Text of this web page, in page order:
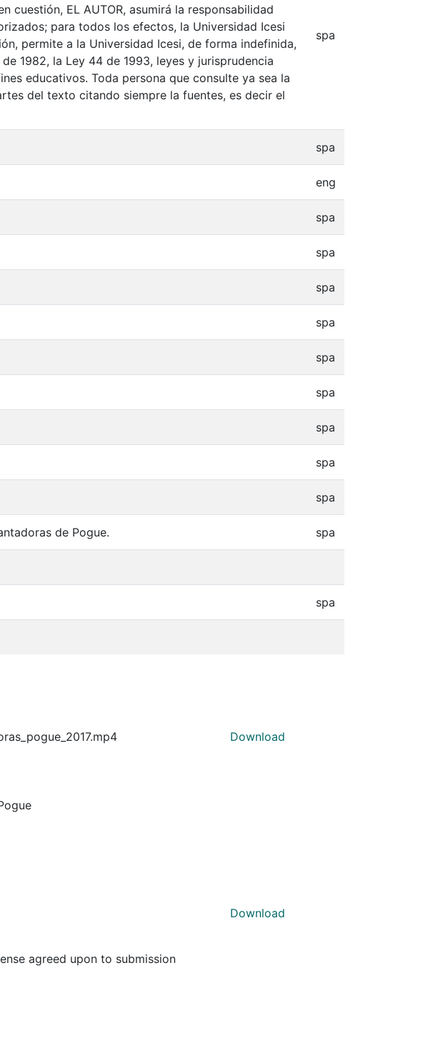
EL AUTOR, asumirá la responsabilidad
para todos los efectos, la Universidad Icesi
permite a la Universidad Icesi, de forma indefinida,
1982, la Ley 44 de 1993, leyes y jurisprudencia
educativos. Toda persona que consulte ya sea la
del texto citando siempre la fuentes, es decir el
spa
spa
eng
spa
spa
spa
spa
spa
spa
spa
spa
spa
de Pogue. spa
spa
Download
agreed upon to submission
Download